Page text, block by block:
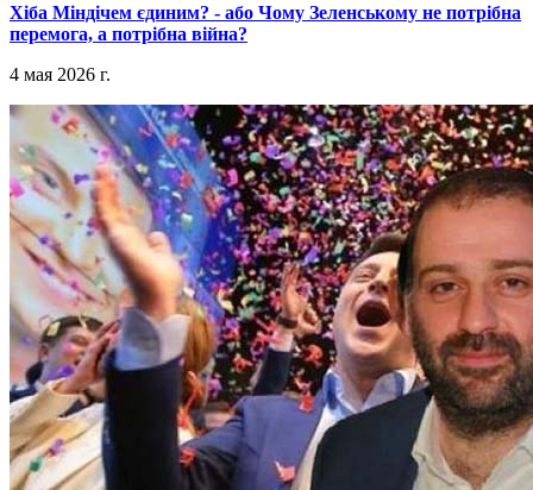
​Хіба Міндічем єдиним? - або Чому Зеленському не потрібна
перемога, а потрібна війна?
4 мая 2026 г.